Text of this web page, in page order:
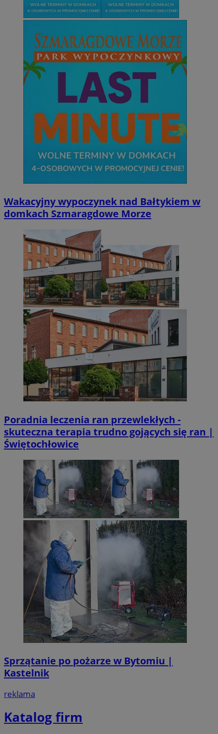
Wakacyjny wypoczynek nad Bałtykiem w
domkach Szmaragdowe Morze
Poradnia leczenia ran przewlekłych -
skuteczna terapia trudno gojących się ran |
Świętochłowice
Sprzątanie po pożarze w Bytomiu |
Kastelnik
reklama
Katalog firm